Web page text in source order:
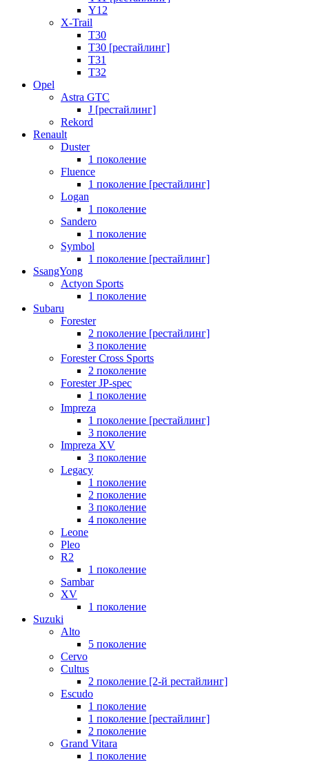
Y12
X-Trail
T30
T30 [рестайлинг]
T31
T32
Opel
Astra GTC
J [рестайлинг]
Rekord
Renault
Duster
1 поколение
Fluence
1 поколение [рестайлинг]
Logan
1 поколение
Sandero
1 поколение
Symbol
1 поколение [рестайлинг]
SsangYong
Actyon Sports
1 поколение
Subaru
Forester
2 поколение [рестайлинг]
3 поколение
Forester Cross Sports
2 поколение
Forester JP-spec
1 поколение
Impreza
1 поколение [рестайлинг]
3 поколение
Impreza XV
3 поколение
Legacy
1 поколение
2 поколение
3 поколение
4 поколение
Leone
Pleo
R2
1 поколение
Sambar
XV
1 поколение
Suzuki
Alto
5 поколение
Cervo
Cultus
2 поколение [2-й рестайлинг]
Escudo
1 поколение
1 поколение [рестайлинг]
2 поколение
Grand Vitara
1 поколение